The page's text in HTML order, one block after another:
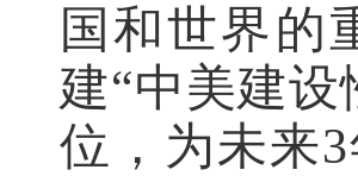
国和世界的
建“中美建
位，为未来